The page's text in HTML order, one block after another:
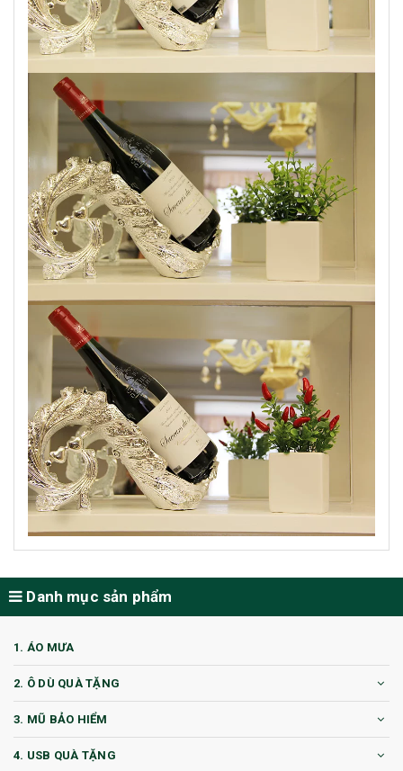
Danh mục sản phẩm
1. ÁO MƯA
2. Ô DÙ QUÀ TẶNG
3. MŨ BẢO HIỂM
4. USB QUÀ TẶNG